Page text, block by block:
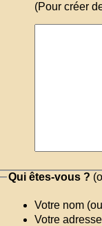
(Pour créer
Qui êtes-vous ?
Votre nom
Votre